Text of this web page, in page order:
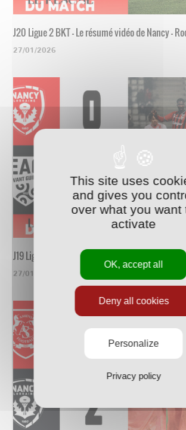
J20 Ligue 2 BKT - Le résumé vidéo de Nancy -
27/01/2026
J19 Ligue 2 BKT - Le résumé vidéo de Nancy -
27/01/2026
This site uses
and gives you
over what you want
activate
OK, accept all
Deny all cookies
Personalize
Privacy policy